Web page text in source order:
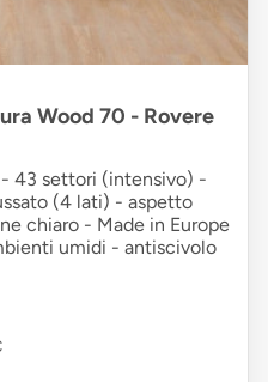
Wood 70 - Rovere
43 settori (intensivo) -
(4 lati) - aspetto
chiaro - Made in Europe
umidi - antiscivolo